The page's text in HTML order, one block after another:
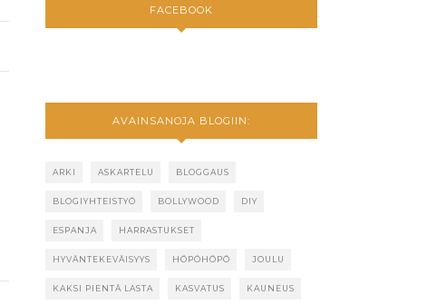
FACEBOOK
AVAINSANOJA BLOGIIN:
ARKI ASKARTELU BLOGGAUS
BLOGIYHTEISTYÖ BOLLYWOOD DIY
ESPANJA HARRASTUKSET
HYVÄNTEKEVÄISYYS HÖPÖHÖPÖ JOULU
KAKSI PIENTÄ LASTA KASVATUS KAUNEUS